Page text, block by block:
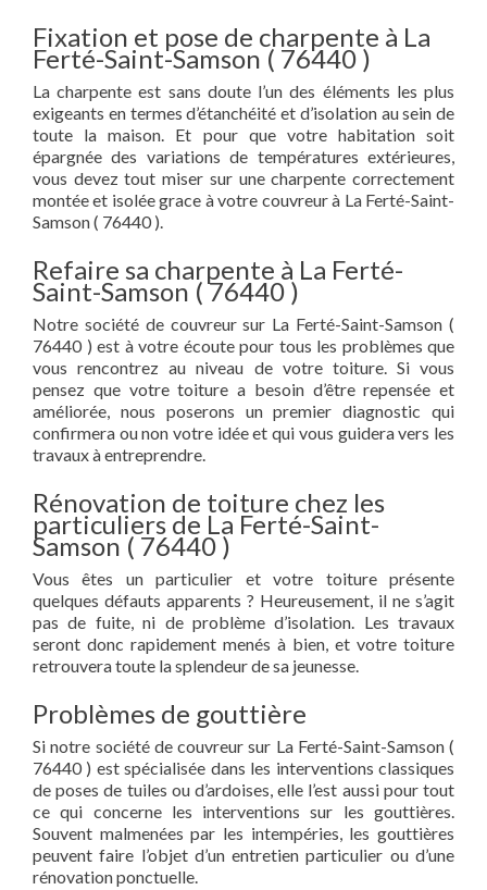
Fixation et pose de charpente à La
Ferté-Saint-Samson ( 76440 )
La charpente est sans doute l’un des éléments les plus
exigeants en termes d’étanchéité et d’isolation au sein de
toute la maison. Et pour que votre habitation soit
épargnée des variations de températures extérieures,
vous devez tout miser sur une charpente correctement
montée et isolée grace à votre couvreur à La Ferté-Saint-
Samson ( 76440 ).
Refaire sa charpente à La Ferté-
Saint-Samson ( 76440 )
Notre société de couvreur sur La Ferté-Saint-Samson (
76440 ) est à votre écoute pour tous les problèmes que
vous rencontrez au niveau de votre toiture. Si vous
pensez que votre toiture a besoin d’être repensée et
améliorée, nous poserons un premier diagnostic qui
confirmera ou non votre idée et qui vous guidera vers les
travaux à entreprendre.
Rénovation de toiture chez les
particuliers de La Ferté-Saint-
Samson ( 76440 )
Vous êtes un particulier et votre toiture présente
quelques défauts apparents ? Heureusement, il ne s’agit
pas de fuite, ni de problème d’isolation. Les travaux
seront donc rapidement menés à bien, et votre toiture
retrouvera toute la splendeur de sa jeunesse.
Problèmes de gouttière
Si notre société de couvreur sur La Ferté-Saint-Samson (
76440 ) est spécialisée dans les interventions classiques
de poses de tuiles ou d’ardoises, elle l’est aussi pour tout
ce qui concerne les interventions sur les gouttières.
Souvent malmenées par les intempéries, les gouttières
peuvent faire l’objet d’un entretien particulier ou d’une
rénovation ponctuelle.